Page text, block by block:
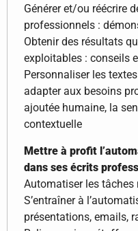
Générer et/ou réécrire
professionnels :
Obtenir des résultats
exploitables : conseils
Personnaliser les
adapter aux besoins
ajoutée humaine, la
contextuelle
Mettre à profit
dans ses écrits
Automatiser les tâches
S’entraîner à
présentations, emails,